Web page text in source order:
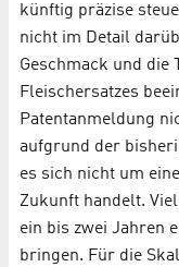
künftig präzise
nicht im Detail
Geschmack und die
Fleischersatzes
Patentanmeldung
aufgrund der
es sich nicht um
Zukunft handelt.
ein bis zwei Jahren
bringen. Für die